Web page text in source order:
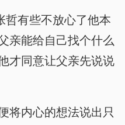
哲有些不放心了他本
亲能给自己找个什么
才同意让父亲先说说
将内心的想法说出只